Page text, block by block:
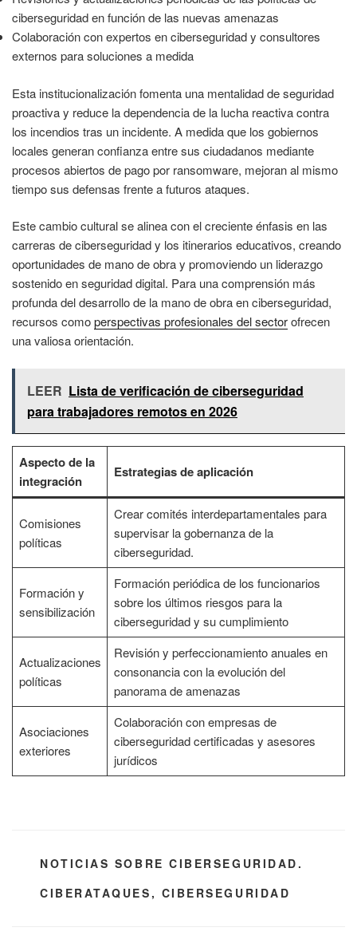
ciberseguridad en función de las nuevas amenazas
Colaboración con expertos en ciberseguridad y consultores
externos para soluciones a medida
Esta institucionalización fomenta una mentalidad de seguridad
proactiva y reduce la dependencia de la lucha reactiva contra
los incendios tras un incidente. A medida que los gobiernos
locales generan confianza entre sus ciudadanos mediante
procesos abiertos de pago por ransomware, mejoran al mismo
tiempo sus defensas frente a futuros ataques.
Este cambio cultural se alinea con el creciente énfasis en las
carreras de ciberseguridad y los itinerarios educativos, creando
oportunidades de mano de obra y promoviendo un liderazgo
sostenido en seguridad digital. Para una comprensión más
profunda del desarrollo de la mano de obra en ciberseguridad,
recursos comoperspectivas profesionales del sectorofrecen
una valiosa orientación.
LEER Lista de verificación de ciberseguridad
para trabajadores remotos en 2026
Aspecto de la
integración
Estrategias de aplicación
Comisiones
políticas
Crear comités interdepartamentales para
supervisar la gobernanza de la
ciberseguridad.
Formación y
sensibilización
Formación periódica de los funcionarios
sobre los últimos riesgos para la
ciberseguridad y su cumplimiento
Actualizaciones
políticas
Revisión y perfeccionamiento anuales en
consonancia con la evolución del
panorama de amenazas
Asociaciones
exteriores
Colaboración con empresas de
ciberseguridad certificadas y asesores
jurídicos
CATEGORÍAS
NOTICIAS SOBRE CIBERSEGURIDAD.
ETIQUETAS
CIBERATAQUES , CIBERSEGURIDAD